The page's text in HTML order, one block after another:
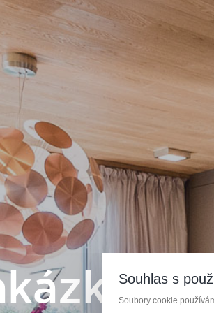
Souhlas s
Soubory cookie